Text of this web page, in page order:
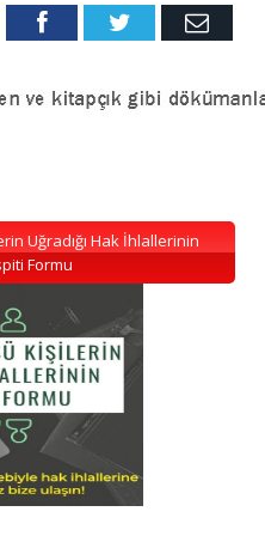
FacebookTwitter Email
Uğradığı Hak İhlallerinin
Formu